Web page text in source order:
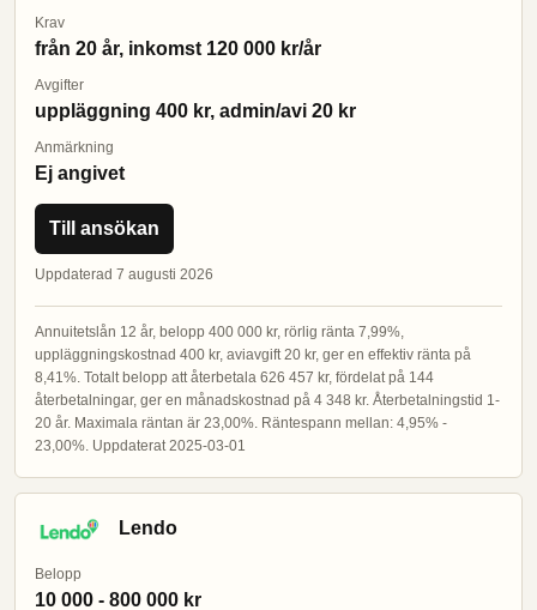
Krav
från 20 år, inkomst 120 000 kr/år
Avgifter
uppläggning 400 kr, admin/avi 20 kr
Anmärkning
Ej angivet
Till ansökan
Uppdaterad 7 augusti 2026
Annuitetslån 12 år, belopp 400 000 kr, rörlig ränta 7,99%,
uppläggningskostnad 400 kr, aviavgift 20 kr, ger en effektiv ränta på
8,41%. Totalt belopp att återbetala 626 457 kr, fördelat på 144
återbetalningar, ger en månadskostnad på 4 348 kr. Återbetalningstid 1-
20 år. Maximala räntan är 23,00%. Räntespann mellan: 4,95% -
23,00%. Uppdaterat 2025-03-01
Lendo
Belopp
10 000 - 800 000 kr